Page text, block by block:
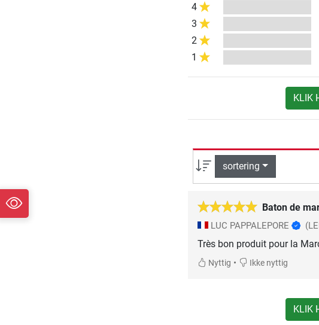
4
3
2
1
KLIK
sortering
Baton de
LUC PAPPALEPORE
Très bon produit pour la
Nyttig • Ikke nyttig
KLIK